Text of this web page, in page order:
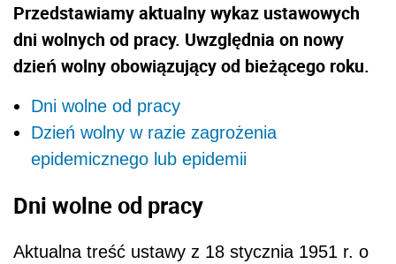
Przedstawiamy aktualny wykaz ustawowych
dni wolnych od pracy. Uwzględnia on nowy
dzień wolny obowiązujący od bieżącego roku.
Dni wolne od pracy
Dzień wolny w razie zagrożenia
epidemicznego lub epidemii
Dni wolne od pracy
Aktualna treść ustawy z 18 stycznia 1951 r. o